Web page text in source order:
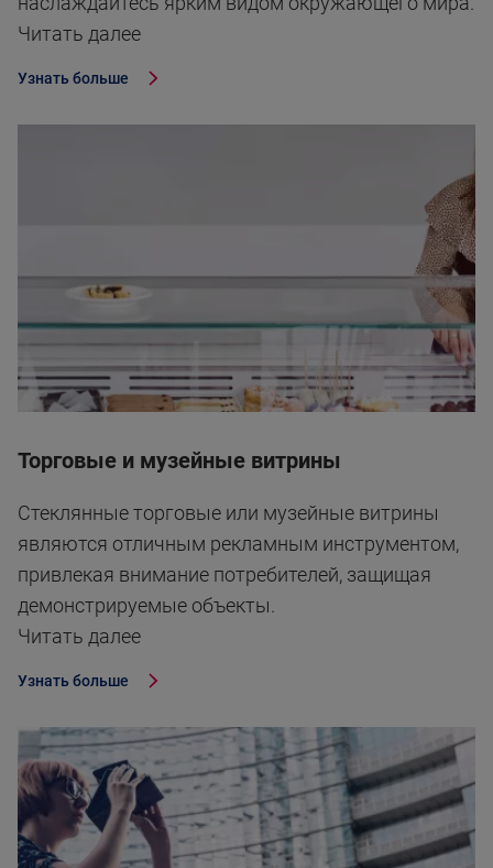
Читать далее
Узнать больше
Торговые и музейные витрины
Стеклянныe торговые или музейные витрины
являются отличным рекламным инструментом,
привлекая внимание потребителей, защищая
демонстрируемые объекты.
Читать далее
Узнать больше